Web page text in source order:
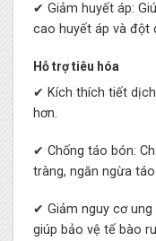
✔ Giảm huyết áp:
cao huyết áp và đột
Hỗ trợ tiêu hóa
✔ Kích thích tiết
hơn.
✔ Chống táo bón:
tràng, ngăn ngừa
✔ Giảm nguy cơ
giúp bảo vệ tế bào